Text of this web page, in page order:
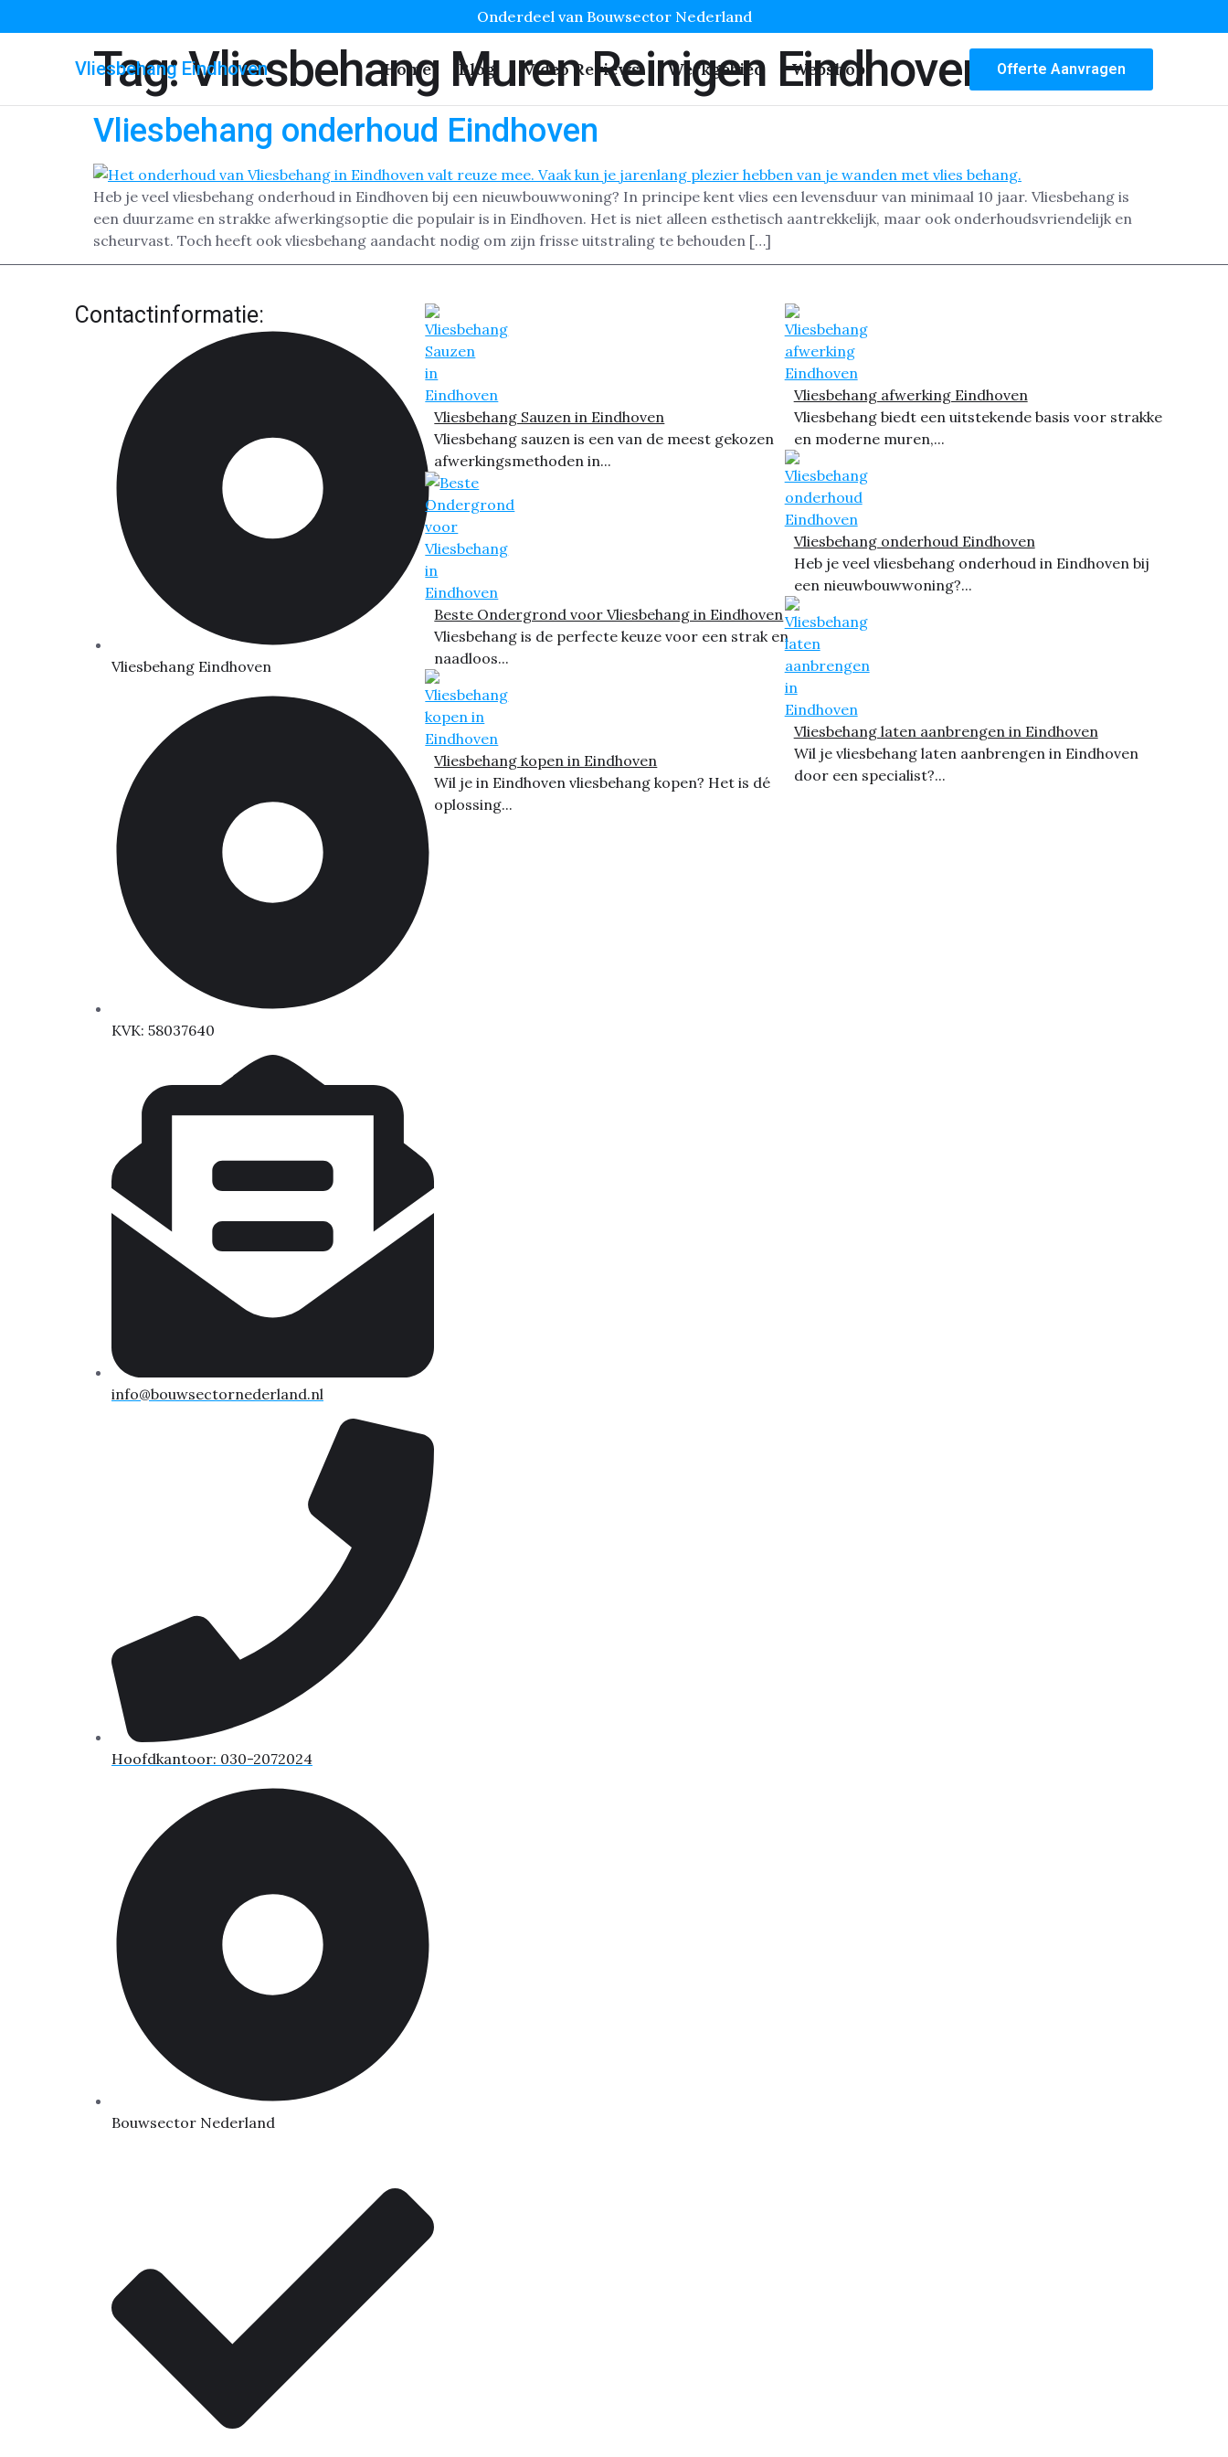
Onderdeel van Bouwsector Nederland
Vliesbehang Eindhoven Home Blog Video Reviews Werkgebied Webshop Offerte Aanvragen
Tag:Vliesbehang Muren Reinigen Eindhoven
Vliesbehang onderhoud Eindhoven
Heb je veel vliesbehang onderhoud in Eindhoven bij een nieuwbouwwoning? In principe kent vlies een levensduur van minimaal 10 jaar. Vliesbehang is
een duurzame en strakke afwerkingsoptie die populair is in Eindhoven. Het is niet alleen esthetisch aantrekkelijk, maar ook onderhoudsvriendelijk en
scheurvast. Toch heeft ook vliesbehang aandacht nodig om zijn frisse uitstraling te behouden […]
Contactinformatie:
Vliesbehang Eindhoven
KVK: 58037640
info@bouwsectornederland.nl
Hoofdkantoor: 030-2072024
Bouwsector Nederland
Vliesbehang Sauzen in Eindhoven
Vliesbehang sauzen is een van de meest gekozen
afwerkingsmethoden in...
Beste Ondergrond voor Vliesbehang in Eindhoven
Vliesbehang is de perfecte keuze voor een strak en
naadloos...
Vliesbehang kopen in Eindhoven
Wil je in Eindhoven vliesbehang kopen? Het is dé
oplossing...
Vliesbehang afwerking Eindhoven
Vliesbehang biedt een uitstekende basis voor strakke
en moderne muren,...
Vliesbehang onderhoud Eindhoven
Heb je veel vliesbehang onderhoud in Eindhoven bij
een nieuwbouwwoning?...
Vliesbehang laten aanbrengen in Eindhoven
Wil je vliesbehang laten aanbrengen in Eindhoven
door een specialist?...